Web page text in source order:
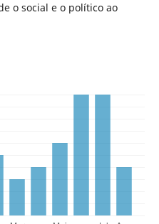
o social e o político ao